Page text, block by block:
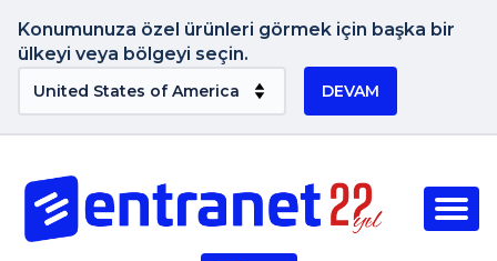
Konumunuza özel ürünleri görmek için başka bir
ülkeyi veya bölgeyi seçin.
DEVAM